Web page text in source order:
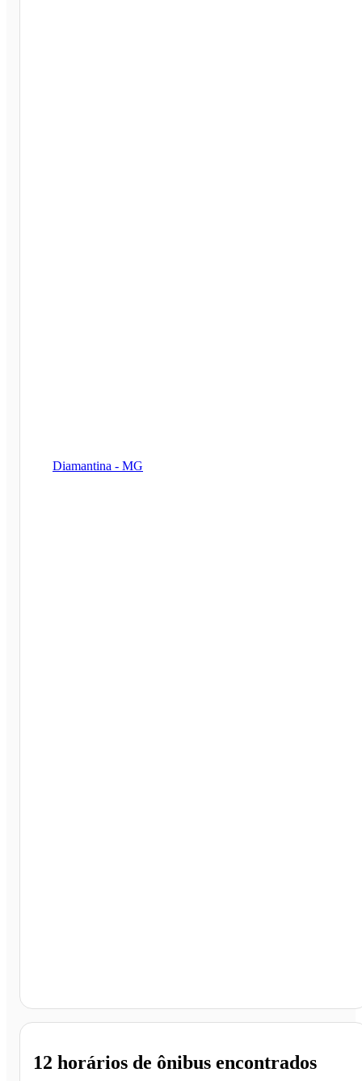
Diamantina - MG
12 horários de ônibus encontrados